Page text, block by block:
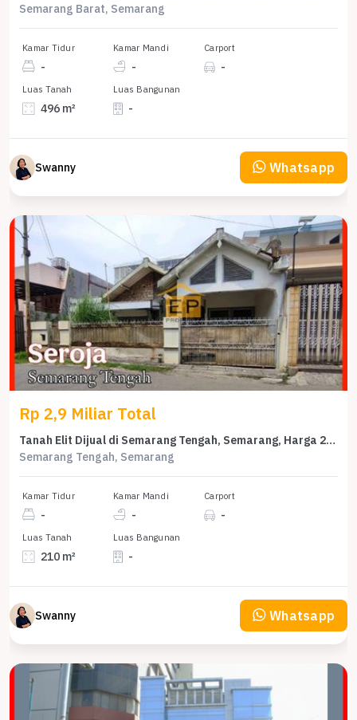
Semarang Barat, Semarang
Kamar Tidur
-
Kamar Mandi
-
Carport
-
Luas Tanah
496 m²
Luas Bangunan
-
Swanny Whatsapp
Rp 2,9 Miliar Total
Tanah Elit Dijual di Semarang Tengah, Semarang, Harga 2,9 Miliar
Semarang Tengah, Semarang
Kamar Tidur
-
Kamar Mandi
-
Carport
-
Luas Tanah
210 m²
Luas Bangunan
-
Swanny Whatsapp